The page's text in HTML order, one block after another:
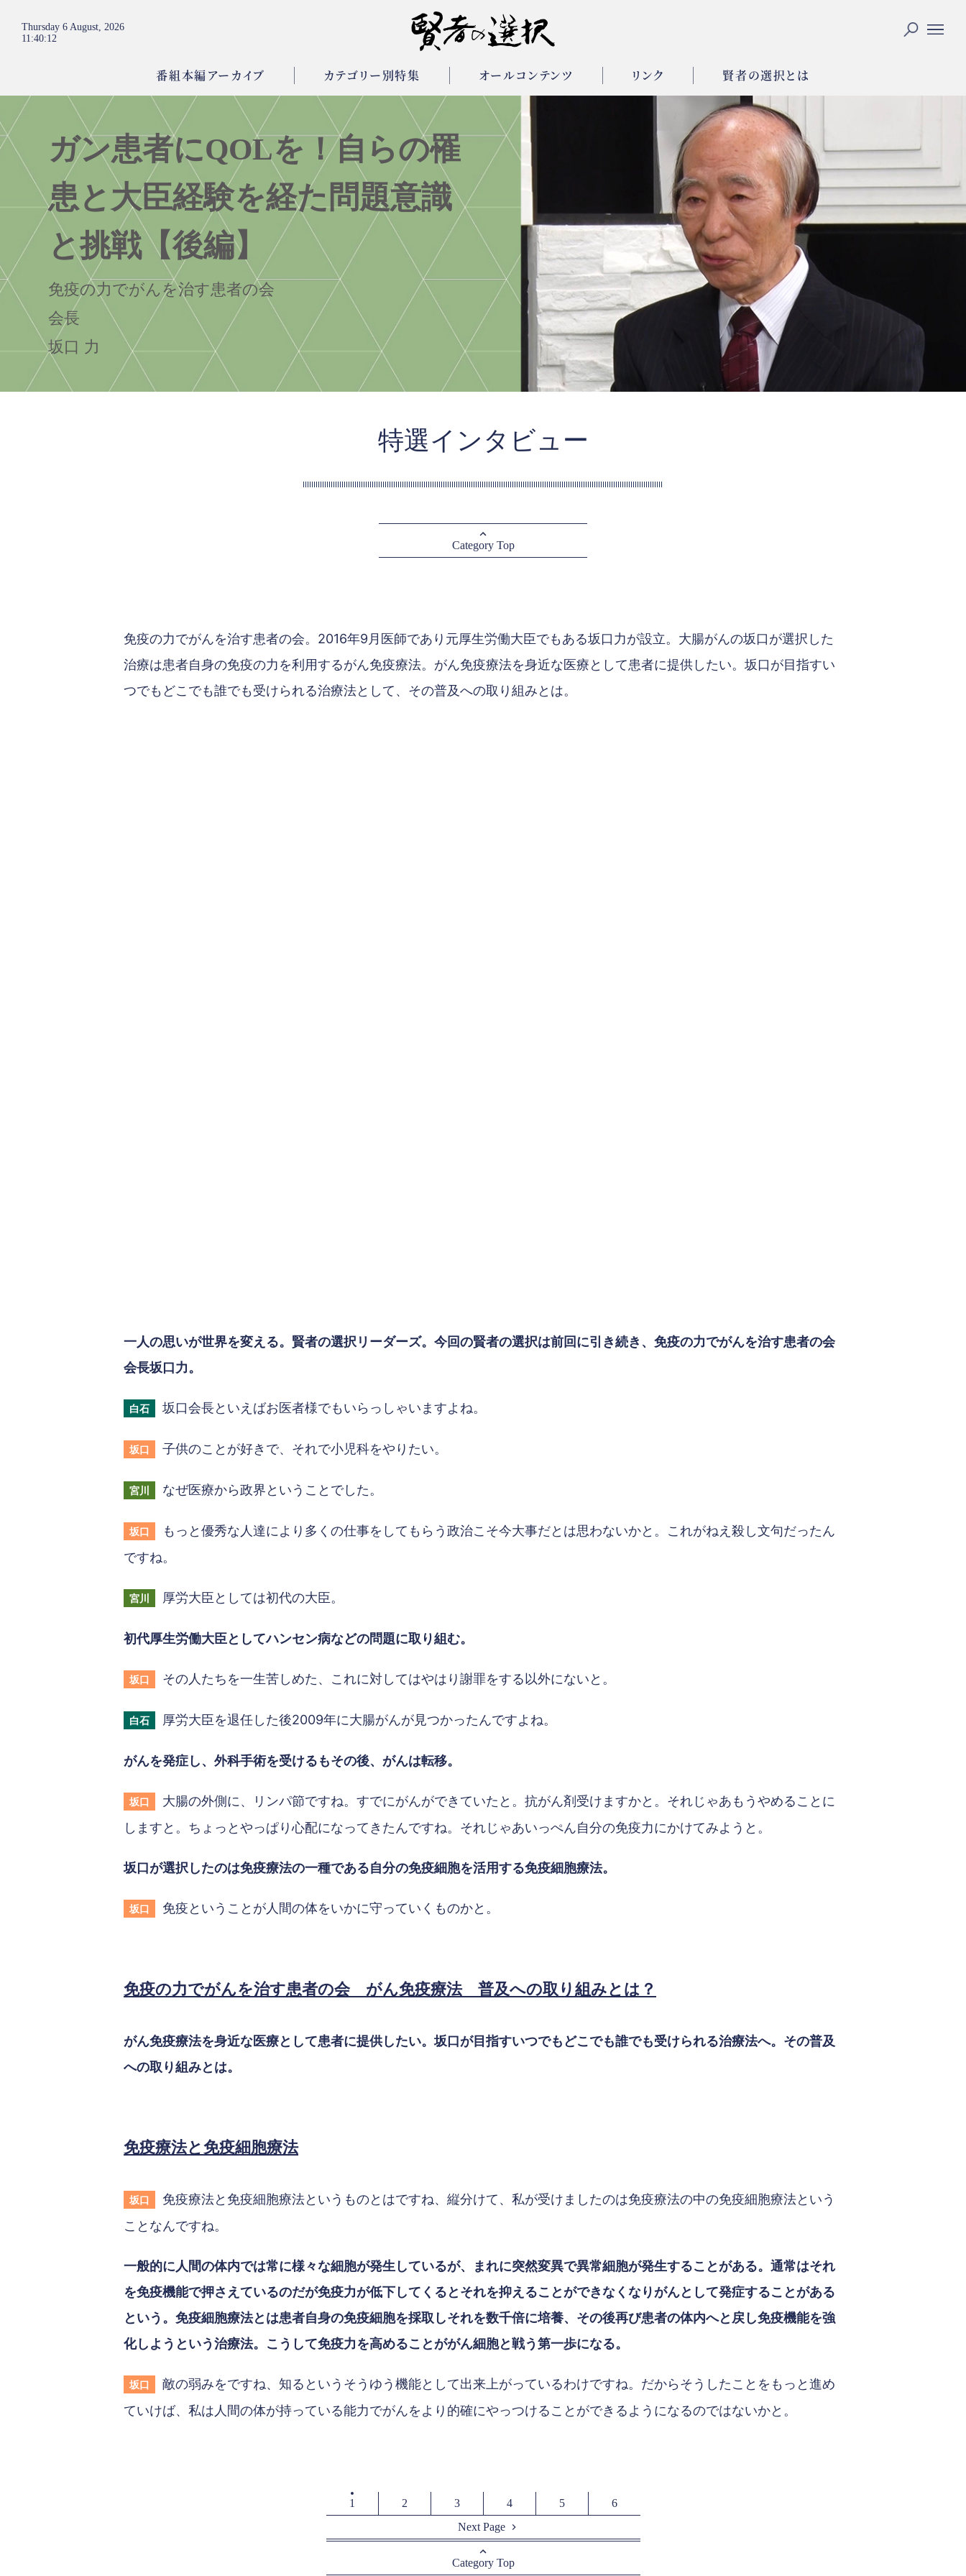
番組本編アーカイブ カテゴリー別特集 オールコンテンツ リンク 賢者の選択とは
Thursday 6 August, 2026
11:40:14
ガン患者にQOLを！自らの罹
患と大臣経験を経た問題意識
と挑戦【後編】
免疫の力でがんを治す患者の会
会長
坂口 力
特選インタビュー
Category Top
免疫の力でがんを治す患者の会。2016年9月医師であり元厚生労働大臣でもある坂口力が設立。大腸がんの坂口が選択した
治療は患者自身の免疫の力を利用するがん免疫療法。がん免疫療法を身近な医療として患者に提供したい。坂口が目指すい
つでもどこでも誰でも受けられる治療法として、その普及への取り組みとは。
一人の思いが世界を変える。賢者の選択リーダーズ。今回の賢者の選択は前回に引き続き、免疫の力でがんを治す患者の会
会長坂口力。
白石 坂口会長といえばお医者様でもいらっしゃいますよね。
坂口 子供のことが好きで、それで小児科をやりたい。
宮川 なぜ医療から政界ということでした。
坂口
もっと優秀な人達により多くの仕事をしてもらう政治こそ今大事だとは思わないかと。これがねえ殺し文句だったん
ですね。
宮川 厚労大臣としては初代の大臣。
初代厚生労働大臣としてハンセン病などの問題に取り組む。
坂口 その人たちを一生苦しめた、これに対してはやはり謝罪をする以外にないと。
白石 厚労大臣を退任した後2009年に大腸がんが見つかったんですよね。
がんを発症し、外科手術を受けるもその後、がんは転移。
坂口
大腸の外側に、リンパ節ですね。すでにがんができていたと。抗がん剤受けますかと。それじゃあもうやめることに
しますと。ちょっとやっぱり心配になってきたんですね。それじゃあいっぺん自分の免疫力にかけてみようと。
坂口が選択したのは免疫療法の一種である自分の免疫細胞を活用する免疫細胞療法。
坂口 免疫ということが人間の体をいかに守っていくものかと。
免疫の力でがんを治す患者の会 がん免疫療法 普及への取り組みとは？
がん免疫療法を身近な医療として患者に提供したい。坂口が目指すいつでもどこでも誰でも受けられる治療法へ。その普及
への取り組みとは。
免疫療法と免疫細胞療法
坂口
免疫療法と免疫細胞療法というものとはですね、縦分けて、私が受けましたのは免疫療法の中の免疫細胞療法という
ことなんですね。
一般的に人間の体内では常に様々な細胞が発生しているが、まれに突然変異で異常細胞が発生することがある。通常はそれ
を免疫機能で押さえているのだが免疫力が低下してくるとそれを抑えることができなくなりがんとして発症することがある
という。免疫細胞療法とは患者自身の免疫細胞を採取しそれを数千倍に培養、その後再び患者の体内へと戻し免疫機能を強
化しようという治療法。こうして免疫力を高めることががん細胞と戦う第一歩になる。
坂口
敵の弱みをですね、知るというそうゆう機能として出来上がっているわけですね。だからそうしたことをもっと進め
ていけば、私は人間の体が持っている能力でがんをより的確にやっつけることができるようになるのではないかと。
1 2 3 4 5
6
Next Page
Category Top